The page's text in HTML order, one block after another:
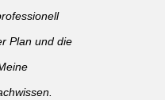
Plan und die